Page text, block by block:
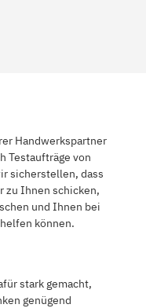
Handwerkspartner
Testaufträge von
sicherstellen, dass
zu Ihnen schicken,
und Ihnen bei
können.
stark gemacht,
genügend